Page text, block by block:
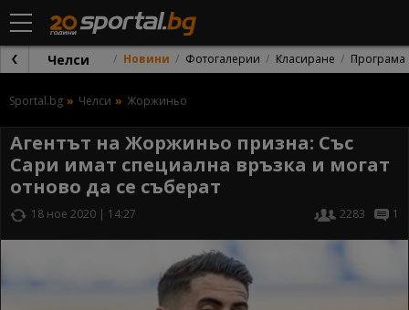
Челси Новини Фотогалерии Класиране Програма
Sportal.bg Челси Жоржиньо
Агентът на Жоржиньо призна: Със
Сари имат специална връзка и могат
отново да се съберат
18 ное 2020 | 14:27 2283 1